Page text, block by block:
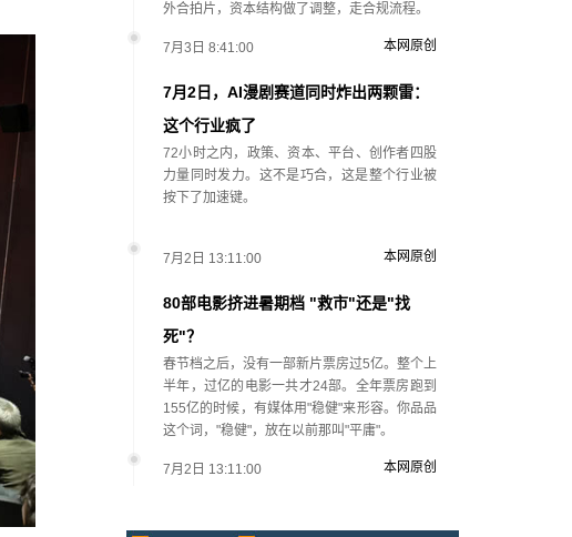
外合拍片，资本结构做了调整，走合规流程。
7月3日 8:41:00
7月2日，AI漫剧赛道同时炸出两颗雷：
这个行业疯了
72小时之内，政策、资本、平台、创作者四股
力量同时发力。这不是巧合，这是整个行业被
按下了加速键。
本网原创
7月2日 13:11:00
80部电影挤进暑期档 "救市"还是"找
死"？
春节档之后，没有一部新片票房过5亿。整个上
半年，过亿的电影一共才24部。全年票房跑到
155亿的时候，有媒体用"稳健"来形容。你品品
这个词，"稳健"，放在以前那叫"平庸"。
本网原创
7月2日 13:11:00 本网原创